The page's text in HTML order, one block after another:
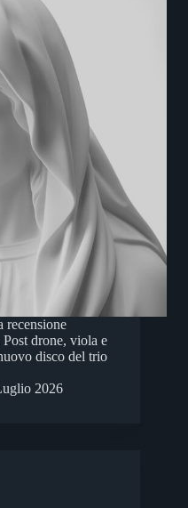
recensione
drone, viola e
disco del trio
2026